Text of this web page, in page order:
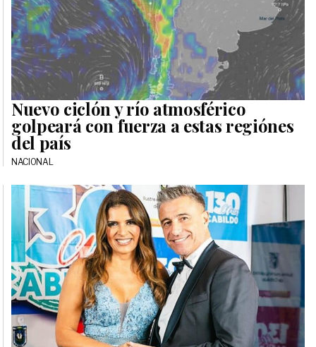
Nuevo ciclón y río atmosférico
golpeará con fuerza a estas regiónes
del país
NACIONAL